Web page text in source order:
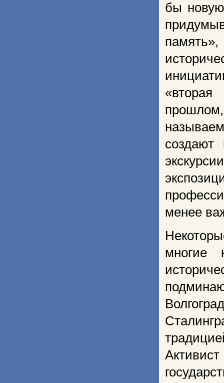
бы
память»,
создают
менее
многие